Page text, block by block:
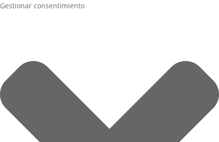
Gestionar consentimiento